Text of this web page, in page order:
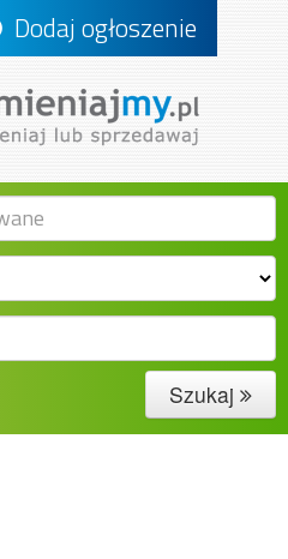
Dodaj ogłoszenie
Szukaj